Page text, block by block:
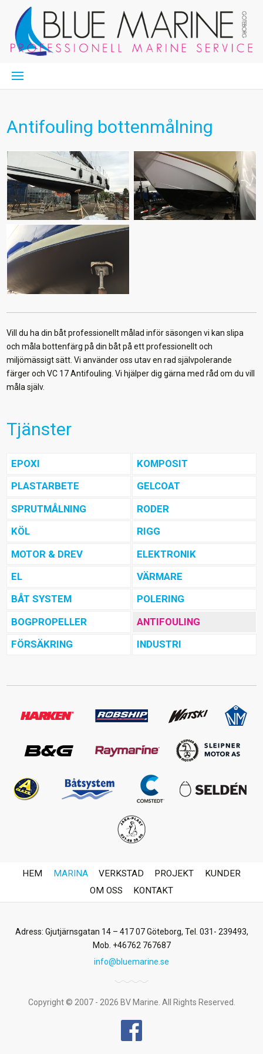
Antifouling bottenmålning
Vill du ha din båt professionellt målad inför säsongen vi kan slipa
och måla bottenfärg på din båt på ett professionellt och
miljömässigt sätt. Vi använder oss utav en rad självpolerande
färger och VC 17 Antifouling. Vi hjälper dig gärna med råd om du vill
måla själv.
Tjänster
EPOXI
KOMPOSIT
PLASTARBETE
GELCOAT
SPRUTMÅLNING
RODER
KÖL
RIGG
MOTOR & DREV
ELEKTRONIK
EL
VÄRMARE
BÅT SYSTEM
POLERING
BOGPROPELLER
ANTIFOULING
FÖRSÄKRING
INDUSTRI
HEM MARINA VERKSTAD PROJEKT
KUNDER
OM OSS
KONTAKT
Adress: Gjutjärnsgatan 14 – 417 07 Göteborg, Tel. 031- 239493,
Mob. +46762 767687
info@bluemarine.se
Copyright © 2007 - 2026 BV Marine. All Rights Reserved.